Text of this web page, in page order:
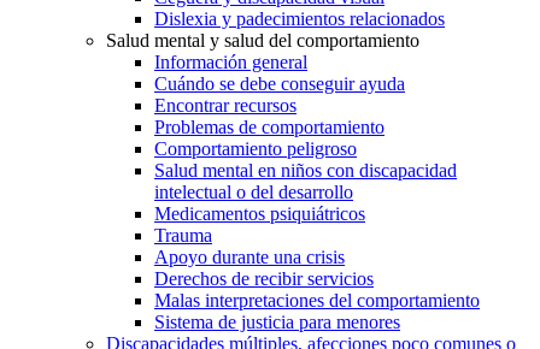
Dislexia y padecimientos relacionados
Salud mental y salud del comportamiento
Información general
Cuándo se debe conseguir ayuda
Encontrar recursos
Problemas de comportamiento
Comportamiento peligroso
Salud mental en niños con discapacidad
intelectual o del desarrollo
Medicamentos psiquiátricos
Trauma
Apoyo durante una crisis
Derechos de recibir servicios
Malas interpretaciones del comportamiento
Sistema de justicia para menores
Discapacidades múltiples, afecciones poco comunes o